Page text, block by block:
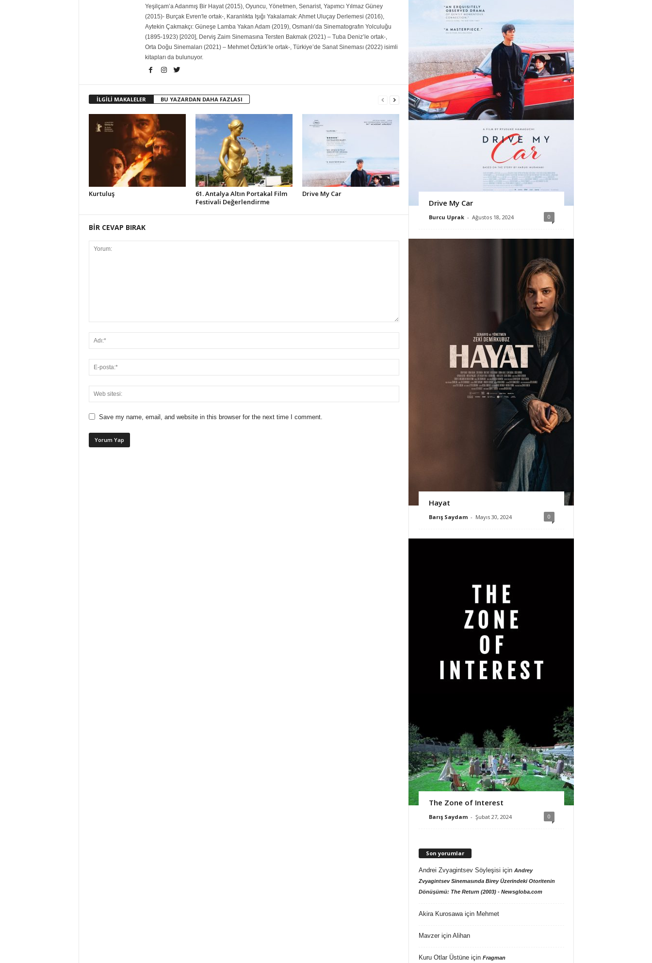
Yeşilçam’a Adanmış Bir Hayat (2015), Oyuncu, Yönetmen, Senarist, Yapımcı Yılmaz Güney
(2015)- Burçak Evren'le ortak-, Karanlıkta Işığı Yakalamak: Ahmet Uluçay Derlemesi (2016),
Aytekin Çakmakçı: Güneşe Lamba Yakan Adam (2019), Osmanlı’da Sinematografın Yolculuğu
(1895-1923) [2020], Derviş Zaim Sinemasına Tersten Bakmak (2021) – Tuba Deniz’le ortak-,
Orta Doğu Sinemaları (2021) – Mehmet Öztürk’le ortak-, Türkiye’de Sanat Sineması (2022) isimli
kitapları da bulunuyor.
İLGİLİ MAKALELER BU YAZARDAN DAHA FAZLASI
Kurtuluş
61. Antalya Altın Portakal Film
Festivali Değerlendirme
Drive My Car
BİR CEVAP BIRAK
Save my name, email, and website in this browser for the next time I comment.
Drive My Car
Burcu Uprak - Ağustos 18, 2024 0
Hayat
Barış Saydam - Mayıs 30, 2024 0
The Zone of Interest
Barış Saydam - Şubat 27, 2024 0
Son yorumlar
Andrei Zvyagintsev Söyleşisi için Andrey
Zvyagintsev Sinemasında Birey Üzerindeki Otoritenin
Dönüşümü: The Return (2003) - Newsgloba.com
Akira Kurosawaiçin Mehmet
Mavzeriçin Alihan
Kuru Otlar Üstüneiçin Fragman